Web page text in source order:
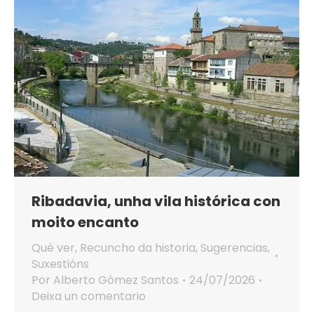
Ribadavia, unha vila histórica con
moito encanto
Qué ver, Recuncho da historia, Sugerencias,
Suxestións
Por Alberto Gómez Santos
24/07/2026
Deixa un comentario